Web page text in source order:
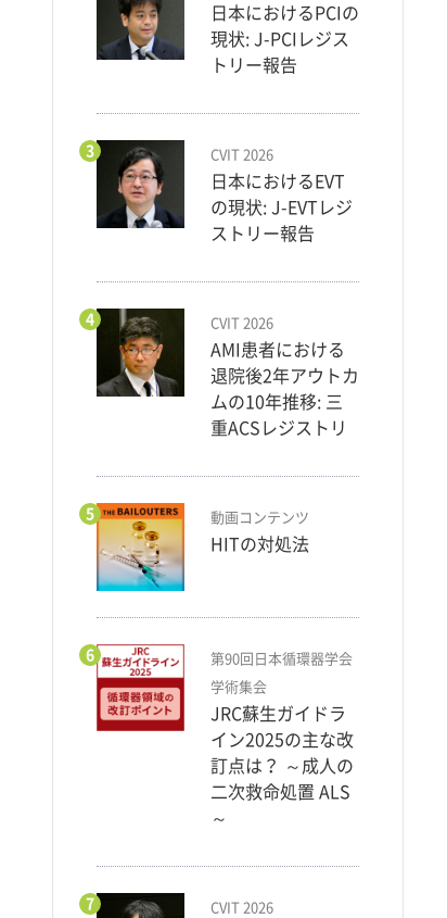
日本におけるPCIの
現状: J-PCIレジス
トリー報告
3 CVIT 2026
日本におけるEVT
の現状: J-EVTレジ
ストリー報告
4 CVIT 2026
AMI患者における
退院後2年アウトカ
ムの10年推移: 三
重ACSレジストリ
5 動画コンテンツ
HITの対処法
6
第90回日本循環器学会
学術集会
JRC蘇生ガイドラ
イン2025の主な改
訂点は？ ～成人の
二次救命処置 ALS
～
7 CVIT 2026